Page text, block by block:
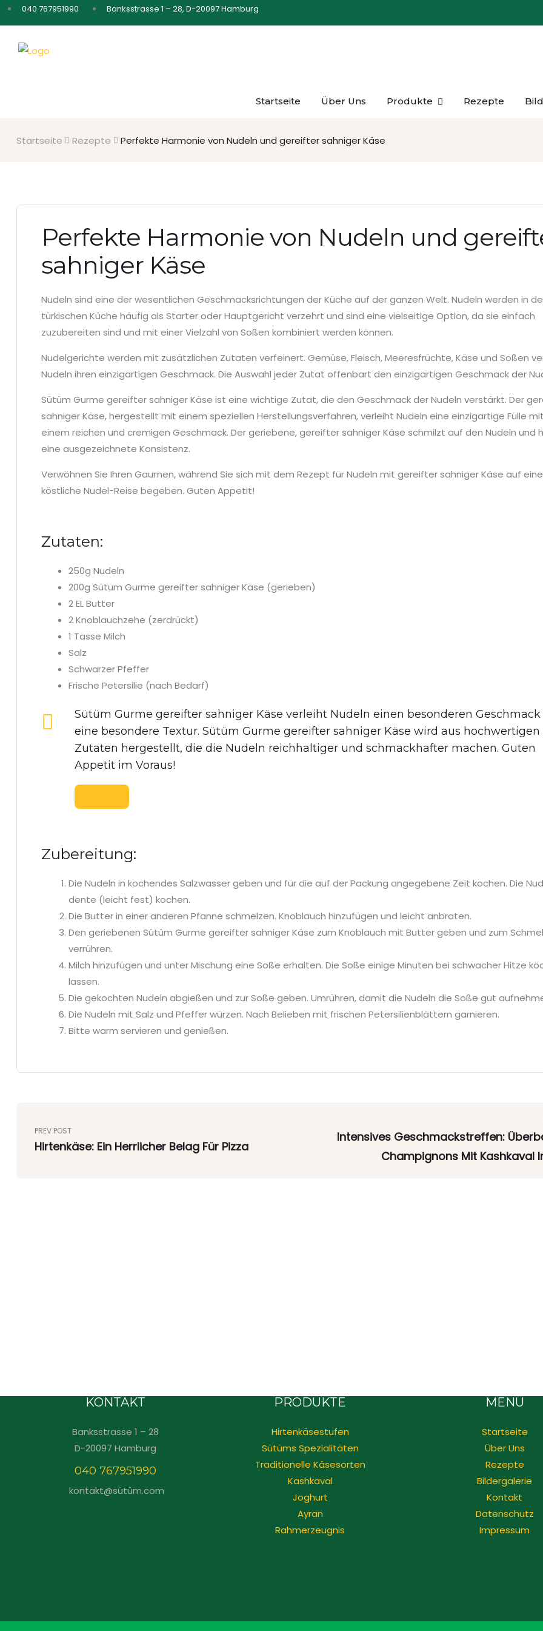
040 767951990 Banksstrasse 1 – 28, D-20097 Hamburg
Startseite Über Uns Produkte Rezepte
Startseite Rezepte Perfekte Harmonie von Nudeln und gereifter sahniger Käse
Perfekte Harmonie von Nudeln und
sahniger Käse
Nudeln sind eine der wesentlichen Geschmacksrichtungen der Küche auf der ganzen Welt. Nudeln werden in
türkischen Küche häufig als Starter oder Hauptgericht verzehrt und sind eine vielseitige Option, da sie einfach
zuzubereiten sind und mit einer Vielzahl von Soßen kombiniert werden können.
Nudelgerichte werden mit zusätzlichen Zutaten verfeinert. Gemüse, Fleisch, Meeresfrüchte, Käse und Soßen
Nudeln ihren einzigartigen Geschmack. Die Auswahl jeder Zutat offenbart den einzigartigen Geschmack der
Sütüm Gurme gereifter sahniger Käse ist eine wichtige Zutat, die den Geschmack der Nudeln verstärkt. Der
sahniger Käse, hergestellt mit einem speziellen Herstellungsverfahren, verleiht Nudeln eine einzigartige Fülle mit
einem reichen und cremigen Geschmack. Der geriebene, gereifter sahniger Käse schmilzt auf den Nudeln und
eine ausgezeichnete Konsistenz.
Verwöhnen Sie Ihren Gaumen, während Sie sich mit dem Rezept für Nudeln mit gereifter sahniger Käse auf eine
köstliche Nudel-Reise begeben. Guten Appetit!
Zutaten:
250g Nudeln
200g Sütüm Gurme gereifter sahniger Käse (gerieben)
2 EL Butter
2 Knoblauchzehe (zerdrückt)
1 Tasse Milch
Salz
Schwarzer Pfeffer
Frische Petersilie (nach Bedarf)
Sütüm Gurme gereifter sahniger Käse verleiht Nudeln einen besonderen Geschmack
eine besondere Textur. Sütüm Gurme gereifter sahniger Käse wird aus hochwertigen
Zutaten hergestellt, die die Nudeln reichhaltiger und schmackhafter machen. Guten
Appetit im Voraus!
Zubereitung:
Die Nudeln in kochendes Salzwasser geben und für die auf der Packung angegebene Zeit kochen. Die
dente (leicht fest) kochen.
Die Butter in einer anderen Pfanne schmelzen. Knoblauch hinzufügen und leicht anbraten.
Den geriebenen Sütüm Gurme gereifter sahniger Käse zum Knoblauch mit Butter geben und zum
verrühren.
Milch hinzufügen und unter Mischung eine Soße erhalten. Die Soße einige Minuten bei schwacher Hitze
lassen.
Die gekochten Nudeln abgießen und zur Soße geben. Umrühren, damit die Nudeln die Soße gut
Die Nudeln mit Salz und Pfeffer würzen. Nach Belieben mit frischen Petersilienblättern garnieren.
Bitte warm servieren und genießen.
PREV POST
Hirtenkäse: Ein Herrlicher Belag Für Pizza
Intensives Geschmackstreffen:
Champignons Mit Kashkaval
KONTAKT
Banksstrasse 1 – 28
D-20097 Hamburg
040 767951990
kontakt@sütüm.com
PRODUKTE
Hirtenkäsestufen
Sütüms Spezialitäten
Traditionelle Käsesorten
Kashkaval
Joghurt
Ayran
Rahmerzeugnis
MENÜ
Startseite
Über Uns
Rezepte
Bildergalerie
Kontakt
Datenschutz
Impressum